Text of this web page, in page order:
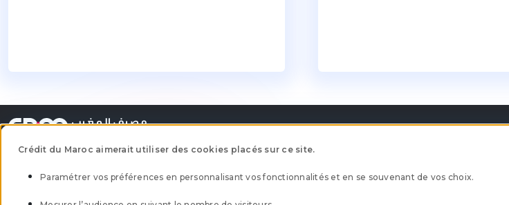
Trouver une agence
Crédit du Maroc aimerait utiliser des cookies placés sur ce site.
Paramétrer vos préférences en personnalisant vos fonctionnalités et en se souvenant de vos choix.